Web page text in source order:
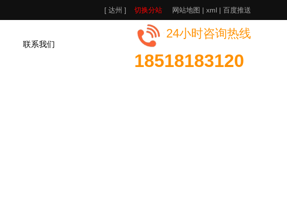
[ 达州 ] 切换分站 网站地图 | xml | 百度推送
联系我们
24小时咨询热线
18518183120